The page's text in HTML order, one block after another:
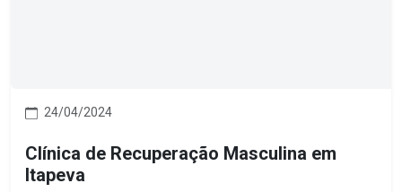
24/04/2024
Clínica de Recuperação Masculina em
Itapeva